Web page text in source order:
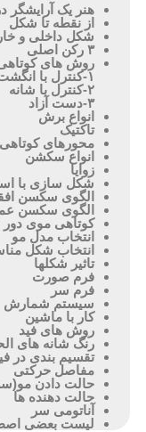
هنر یک
از نقطه تا شکل
شکل داخلی و
۳ رکن اصلی
روش های
۱-کنترل با انگشت
۲-کنترل با شانه
۳-دست آزاد
انواع برش
تاکتیک
محورهای کوتاهی
انواع سکشن
زوایا
شکل سازی با
الگوی سکسن
الگوی سکسن
کوتاهی موی
انتخاب مدل مو
انتخاب شکل
تاثیر شکلها
فرم صورت
فرم سر
سیستم شمارش
کار با ماشین
روش های فید
رنگ شانه های
تقسیم بندی در
مفاصل حرکتی
حالت دادن
حالت دهنده ها
آناتومی سر
لیست بعضی